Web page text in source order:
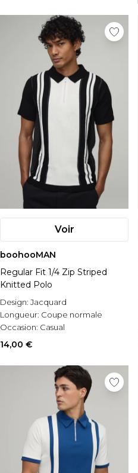
Voir
boohooMAN
Regular Fit 1/4 Zip Striped
Knitted Polo
Design: Jacquard
Longueur: Coupe normale
Occasion: Casual
14,00 €